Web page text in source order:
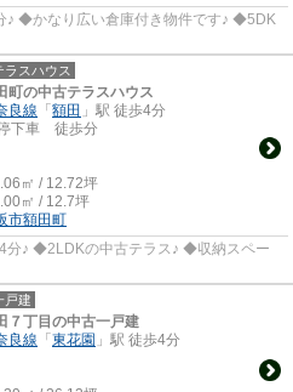
♪ ◆かなり広い倉庫付き物件です♪ ◆5DK
ラスハウス
町の中古テラスハウス
良線 「額田 」駅 徒歩4分
停下車 徒歩分
㎡ / 12.72坪
㎡ / 12.7坪
市額田町
分♪ ◆2LDKの中古テラス♪ ◆収納スペー
戸建
７丁目の中古一戸建
良線 「東花園 」駅 徒歩4分